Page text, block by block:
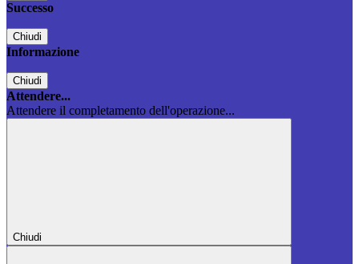
Successo
Chiudi
Informazione
Chiudi
Attendere...
Attendere il completamento dell'operazione...
Chiudi